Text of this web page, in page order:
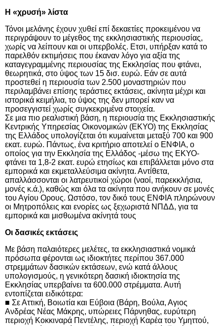
Η «χρυσή» λίστα
Τόνοι μελάνης έχουν χυθεί επί δεκαετίες προκειμένου να
περιγράψουν το μέγεθος της εκκλησιαστικής περιουσίας,
χωρίς να λείπουν και οι υπερβολές. Ετσι, υπήρξαν κατά το
παρελθόν εκτιμήσεις που έκαναν λόγο για αξία της
καταγεγραμμένης περιουσίας της Εκκλησίας που φτάνει,
θεωρητικά, στο ύψος των 15 δισ. ευρώ. Εάν σε αυτά
προστεθεί η περιουσία των 2.500 μοναστηριών που
περιλαμβάνει επίσης τεράστιες εκτάσεις, ακίνητα μέχρι και
ιστορικά κειμήλια, το ύψος της δεν μπορεί καν να
προσεγγιστεί χωρίς συγκεκριμένα στοιχεία.
Σε μια πιο ρεαλιστική βάση, η περιουσία της Εκκλησιαστικής
Κεντρικής Υπηρεσίας Οικονομικών (ΕΚΥΟ) της Εκκλησίας
της Ελλάδος υπολογίζεται ότι κυμαίνεται μεταξύ 700 και 900
εκατ. ευρώ. Πάντως, ένα κριτήριο αποτελεί ο ΕΝΦΙΑ, ο
οποίος για την Εκκλησία της Ελλάδος -μέσω της ΕΚΥΟ-
φτάνει τα 1,8-2 εκατ. ευρώ ετησίως και επιβάλλεται μόνο στα
εμπορικά και εκμεταλλεύσιμα ακίνητα. Αντίθετα,
απαλλάσσονται οι λατρευτικοί χώροι (ναοί, παρεκκλήσια,
μονές κ.ά.), καθώς και όλα τα ακίνητα που ανήκουν σε μονές
του Αγίου Ορους. Ωστόσο, τον δικό τους ΕΝΦΙΑ πληρώνουν
οι Μητροπόλεις και ενορίες ως ξεχωριστά ΝΠΔΔ, για τα
εμπορικά και μισθωμένα ακίνητά τους
Οι δασικές εκτάσεις
Με βάση παλαιότερες μελέτες, τα εκκλησιαστικά νομικά
πρόσωπα φέρονται ως ιδιοκτήτες περίπου 367.000
στρεμμάτων δασικών εκτάσεων, ενώ κατά άλλους
υπολογισμούς, η γενικότερη δασική ιδιοκτησία της
Εκκλησίας υπερβαίνει τα 600.000 στρέμματα. Αυτή
εντοπίζεται ειδικότερα:
■ Σε Αττική, Βοιωτία και Εύβοια (Βάρη, Βούλα, Αγιος
Ανδρέας Νέας Μάκρης, υπώρειες Πάρνηθας, ευρύτερη
περιοχή Κοκκιναρά Πεντέλης, περιοχή Καρέα του Υμηττού,